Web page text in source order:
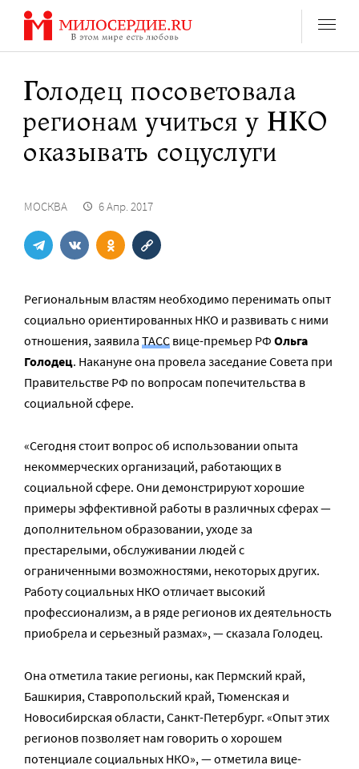
Перейти
содержанию
Голодец посоветовала
регионам учиться у НКО
оказывать соцуслуги
МОСКВА 6 Апр. 2017
Региональным властям необходимо перенимать опыт
социально ориентированных НКО и развивать с ними
отношения, заявила ТАСС вице-премьер РФ Ольга
Голодец. Накануне она провела заседание Совета при
Правительстве РФ по вопросам попечительства в
социальной сфере.
«Сегодня стоит вопрос об использовании опыта
некоммерческих организаций, работающих в
социальной сфере. Они демонстрируют хорошие
примеры эффективной работы в различных сферах —
дополнительном образовании, уходе за
престарелыми, обслуживании людей с
ограниченными возможностями, некоторых других.
Работу социальных НКО отличает высокий
профессионализм, а в ряде регионов их деятельность
приобрела и серьезный размах», — сказала Голодец.
Она отметила такие регионы, как Пермский край,
Башкирия, Ставропольский край, Тюменская и
Новосибирская области, Санкт-Петербург. «Опыт этих
регионов позволяет нам говорить о хорошем
потенциале социальных НКО», — отметила вице-